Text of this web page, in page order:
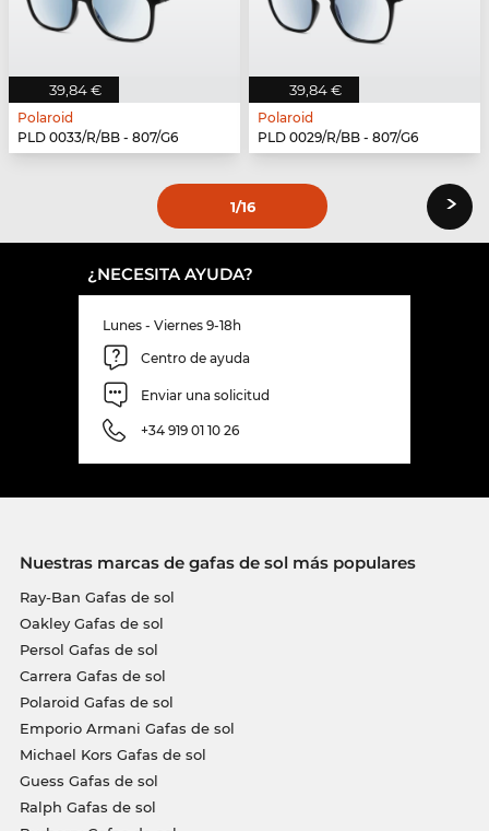
39,84 €
Polaroid
PLD 0033/R/BB - 807/G6
39,84 €
Polaroid
PLD 0029/R/BB - 807/G6
1/16 ›
¿NECESITA AYUDA?
Lunes - Viernes 9-18h
Centro de ayuda
Enviar una solicitud
+34 919 01 10 26
Nuestras marcas de gafas de sol más populares
Ray-Ban Gafas de sol
Oakley Gafas de sol
Persol Gafas de sol
Carrera Gafas de sol
Polaroid Gafas de sol
Emporio Armani Gafas de sol
Michael Kors Gafas de sol
Guess Gafas de sol
Ralph Gafas de sol